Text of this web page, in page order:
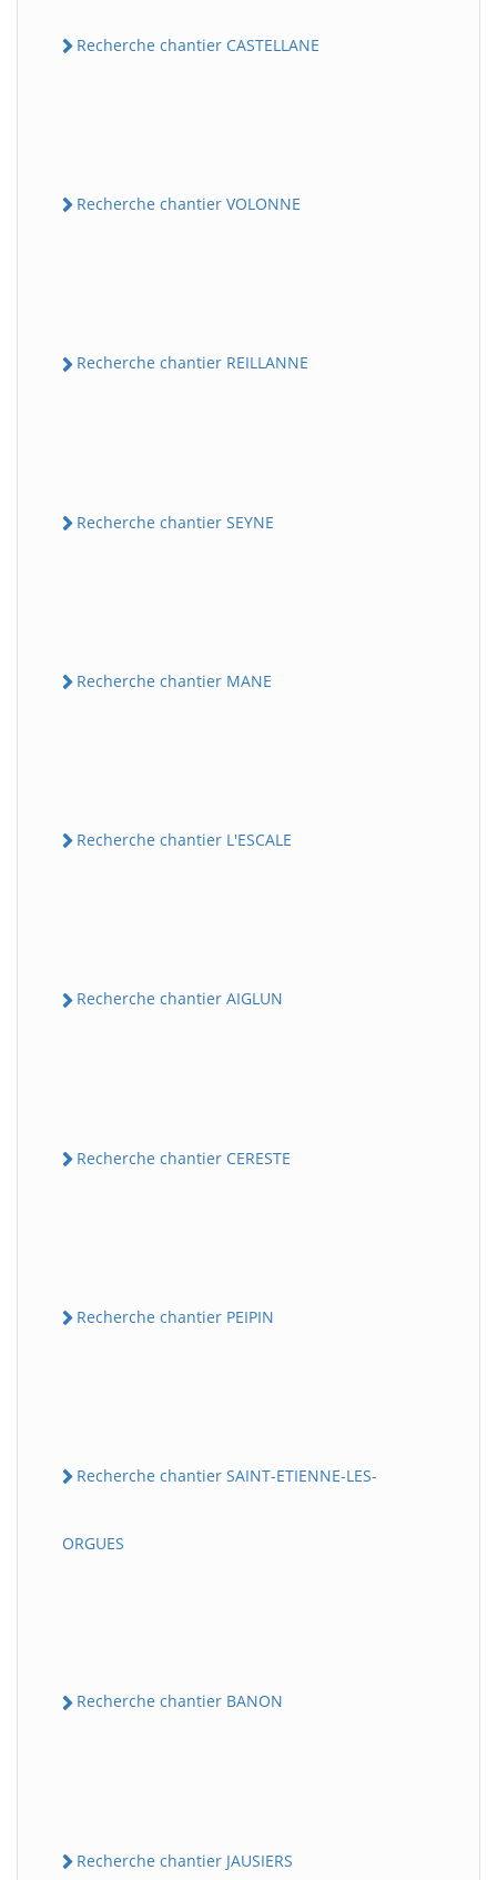
Recherche chantier CASTELLANE
Recherche chantier VOLONNE
Recherche chantier REILLANNE
Recherche chantier SEYNE
Recherche chantier MANE
Recherche chantier L'ESCALE
Recherche chantier AIGLUN
Recherche chantier CERESTE
Recherche chantier PEIPIN
Recherche chantier SAINT-ETIENNE-LES-
ORGUES
Recherche chantier BANON
Recherche chantier JAUSIERS